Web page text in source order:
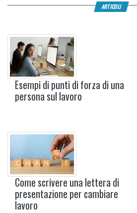
ARTICOLI
Esempi di punti di forza di una
persona sul lavoro
Come scrivere una lettera di
presentazione per cambiare
lavoro